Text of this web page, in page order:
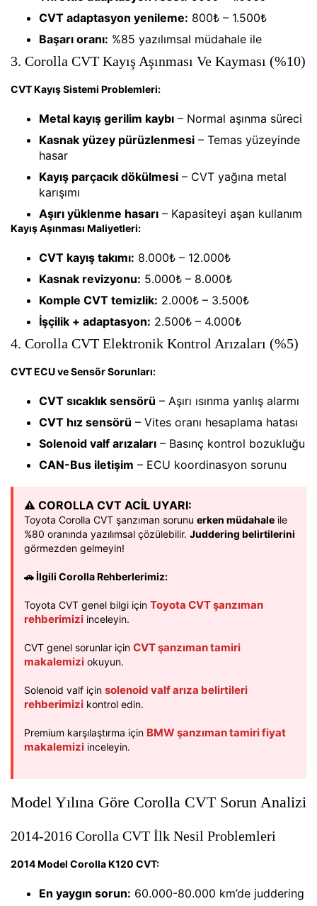
CVT adaptasyon yenileme: 800₺ – 1.500₺
Başarı oranı: %85 yazılımsal müdahale ile
3. Corolla CVT Kayış Aşınması Ve Kayması (%10)
CVT Kayış Sistemi Problemleri:
Metal kayış gerilim kaybı – Normal aşınma süreci
Kasnak yüzey pürüzlenmesi – Temas yüzeyinde
hasar
Kayış parçacık dökülmesi – CVT yağına metal
karışımı
Aşırı yüklenme hasarı – Kapasiteyi aşan kullanım
Kayış Aşınması Maliyetleri:
CVT kayış takımı: 8.000₺ – 12.000₺
Kasnak revizyonu: 5.000₺ – 8.000₺
Komple CVT temizlik: 2.000₺ – 3.500₺
İşçilik + adaptasyon: 2.500₺ – 4.000₺
4. Corolla CVT Elektronik Kontrol Arızaları (%5)
CVT ECU ve Sensör Sorunları:
CVT sıcaklık sensörü – Aşırı ısınma yanlış alarmı
CVT hız sensörü – Vites oranı hesaplama hatası
Solenoid valf arızaları – Basınç kontrol bozukluğu
CAN-Bus iletişim – ECU koordinasyon sorunu
⚠️ COROLLA CVT ACİL UYARI:
Toyota Corolla CVT şanzıman sorunu erken müdahale ile
%80 oranında yazılımsal çözülebilir. Juddering belirtilerini
görmezden gelmeyin!
🚗 İlgili Corolla Rehberlerimiz:
Toyota CVT genel bilgi için Toyota CVT şanzıman
rehberimizi inceleyin.
CVT genel sorunlar için CVT şanzıman tamiri
makalemizi okuyun.
Solenoid valf için solenoid valf arıza belirtileri
rehberimizi kontrol edin.
Premium karşılaştırma için BMW şanzıman tamiri fiyat
makalemizi inceleyin.
Model Yılına Göre Corolla CVT Sorun Analizi
2014-2016 Corolla CVT İlk Nesil Problemleri
2014 Model Corolla K120 CVT:
En yaygın sorun: 60.000-80.000 km’de juddering